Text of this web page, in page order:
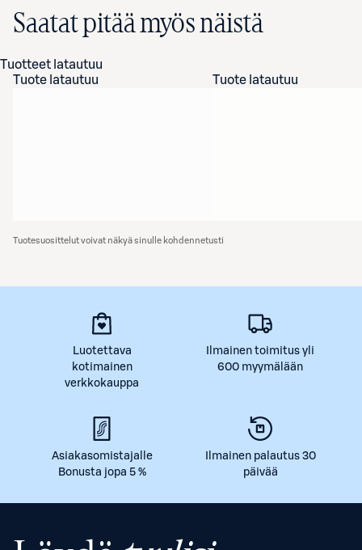
Saatat pitää myös näistä
Tuotteet latautuu
Tuote latautuu
Tuote latautuu
Tuotesuosittelut voivat näkyä sinulle kohdennetusti
Luotettava
kotimainen
verkkokauppa
Ilmainen toimitus yli
600 myymälään
Asiakasomistajalle
Bonusta jopa 5 %
Ilmainen palautus 30
päivää